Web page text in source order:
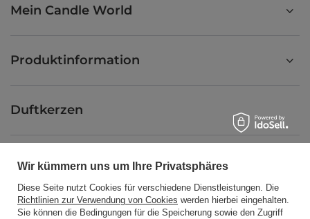
Mein Candle World
Produktinformation
Duftkerzen
Abkürzung
Blog
Wir kümmern uns um Ihre Privatsphäres
Diese Seite nutzt Cookies für verschiedene Dienstleistungen. Die
Richtlinien zur Verwendung von Cookies werden hierbei eingehalten.
Sie können die Bedingungen für die Speicherung sowie den Zugriff